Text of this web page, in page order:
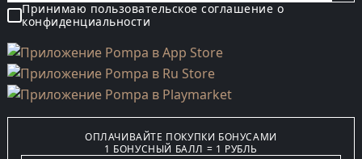
Принимаю пользовательское соглашение о
конфиденциальности
ОПЛАЧИВАЙТЕ ПОКУПКИ БОНУСАМИ
1 БОНУСНЫЙ БАЛЛ = 1 РУБЛЬ